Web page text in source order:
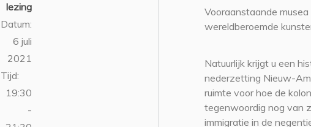
lezing
Datum:
6 juli
2021
Tijd:
19:30
-
Vooraanstaande
wereldberoemde
Natuurlijk krijgt u een
nederzetting Nieuw-
ruimte voor hoe de
tegenwoordig nog van
immigratie in de